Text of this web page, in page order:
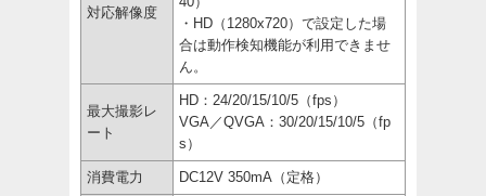
対応解像度
・HD（1280x720）で設定した場
合は動作検知機能が利用できませ
ん。
最大撮影レ
ート
HD：24/20/15/10/5（fps）
VGA／QVGA：30/20/15/10/5（fp
s）
消費電力 DC12V 350mA（定格）